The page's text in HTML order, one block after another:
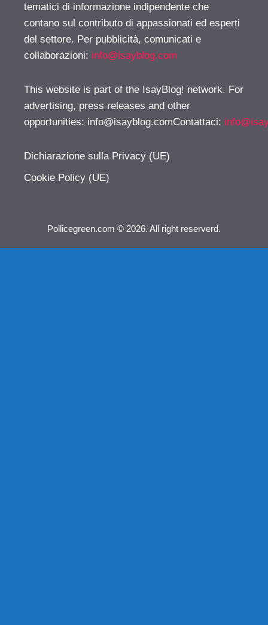
tematici di informazione indipendente che
contano sul contributo di appassionati ed esperti
del settore. Per pubblicità, comunicati e
collaborazioni: info@isayblog.com
This website is part of the IsayBlog! network. For
advertising, press releases and other
opportunities: info@isayblog.comContattaci:
Dichiarazione sulla Privacy (UE)
Cookie Policy (UE)
Pollicegreen.com © 2026. All right reserverd.